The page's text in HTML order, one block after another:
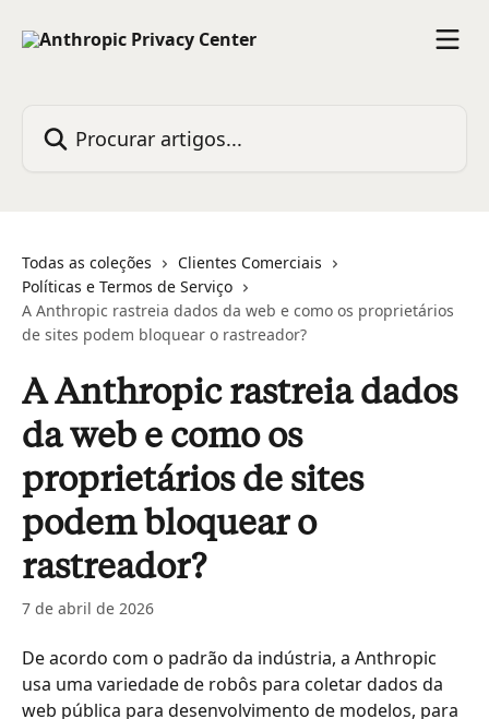
Todas as coleções
Clientes Comerciais
Políticas e Termos de Serviço
A Anthropic rastreia dados da web e como os proprietários
de sites podem bloquear o rastreador?
A Anthropic rastreia dados
da web e como os
proprietários de sites
podem bloquear o
rastreador?
7 de abril de 2026
De acordo com o padrão da indústria, a Anthropic
usa uma variedade de robôs para coletar dados da
web pública para desenvolvimento de modelos, para